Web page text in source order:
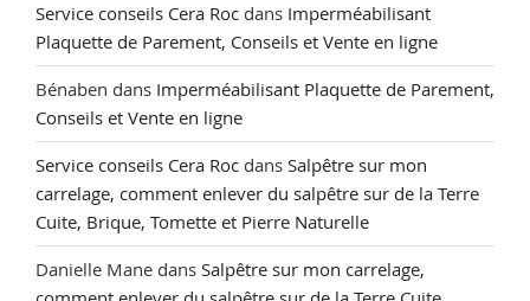
Service conseils Cera Roc dans Imperméabilisant
Plaquette de Parement, Conseils et Vente en ligne
Bénaben dans Imperméabilisant Plaquette de Parement,
Conseils et Vente en ligne
Service conseils Cera Roc dans Salpêtre sur mon
carrelage, comment enlever du salpêtre sur de la Terre
Cuite, Brique, Tomette et Pierre Naturelle
Danielle Mane dans Salpêtre sur mon carrelage,